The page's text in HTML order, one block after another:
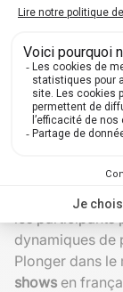
Pour illustrer,
sociales. Dans
les candidats
témoignages
jeux de
moments de
subtiles
questions
dynamiques de
Plonger dans le
shows en